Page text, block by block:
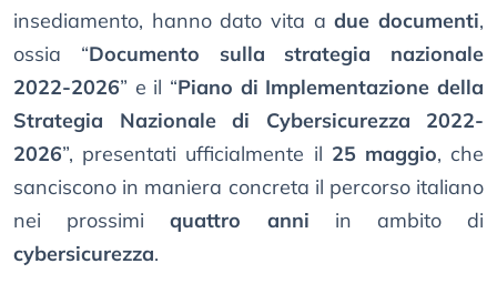
insediamento, hanno dato vita adue documenti,
ossia “Documento sulla strategia nazionale
2022-2026” e il “Piano di Implementazione della
Strategia Nazionale di Cybersicurezza 2022-
2026”, presentati ufficialmente il 25 maggio, che
sanciscono in maniera concreta il percorso italiano
nei prossimiquattro anni in ambito di
cybersicurezza.